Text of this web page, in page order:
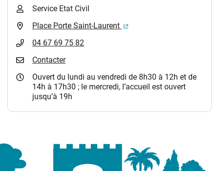
Service Etat Civil
Place Porte Saint-Laurent
(ouverture dans un
04 67 69 75 82
Contacter
Ouvert du lundi au vendredi de 8h30 à 12h et de
14h à 17h30 ; le mercredi, l’accueil est ouvert
jusqu’à 19h